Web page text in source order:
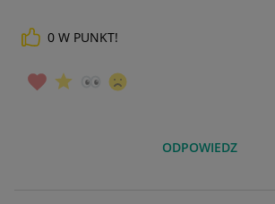
0 W PUNKT!
ODPOWIEDZ